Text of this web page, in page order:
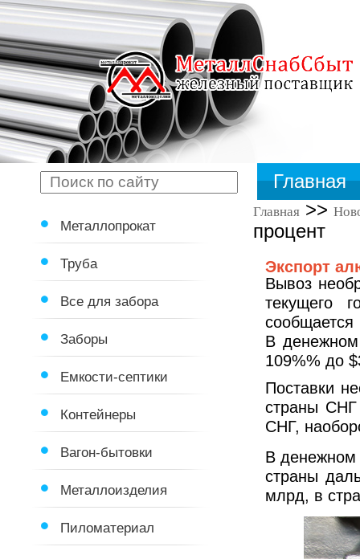
Главная
Главная >>
процент
Экспорт
Вывоз
текущего
В денежном
109%% до
Поставки
страны
СНГ,
В денежном
страны
млрд, в
Металлопрокат
Труба
Все для забора
Заборы
Емкости-септики
Контейнеры
Вагон-бытовки
Металлоизделия
Пиломатериал